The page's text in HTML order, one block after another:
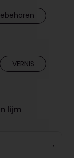
VERNIS
lijm